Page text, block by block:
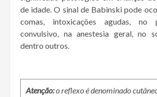
de idade. O sinal de Babinski pode
comas, intoxicações agudas, no
convulsivo, na anestesia geral, no
dentro outros.
Atenção:o reflexo é denominado